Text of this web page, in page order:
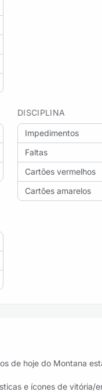
DISCIPLINA
Impedimentos
Faltas
Cartões vermelhos
Cartões amarelos
de hoje do Montana
e ícones de vitória/